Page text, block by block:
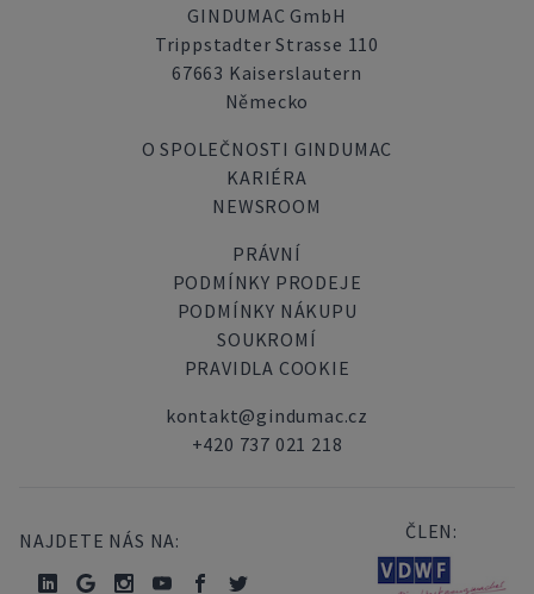
GINDUMAC GmbH
Trippstadter Strasse 110
67663 Kaiserslautern
Německo
O SPOLEČNOSTI GINDUMAC
KARIÉRA
NEWSROOM
PRÁVNÍ
PODMÍNKY PRODEJE
PODMÍNKY NÁKUPU
SOUKROMÍ
PRAVIDLA COOKIE
kontakt@gindumac.cz
+420 737 021 218
NAJDETE NÁS NA: ČLEN: